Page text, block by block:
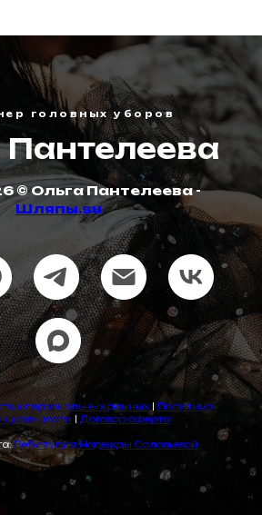
головных уборов
Пантелеева
© Ольга Пантелеева -
Шляпы.su
персональных данных| Политика
| Договор-оферта
Веб-студия Надежды Соловьевой